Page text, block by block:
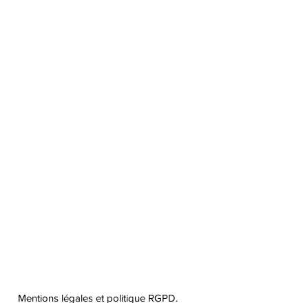
Mentions légales et politique RGPD.